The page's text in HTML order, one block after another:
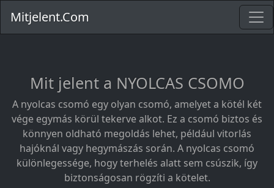
Mitjelent.Com
Mit jelent a NYOLCAS CSOMO
A nyolcas csomó egy olyan csomó, amelyet a kötél két
vége egymás körül tekerve alkot. Ez a csomó biztos és
könnyen oldható megoldás lehet, például vitorlás
hajóknál vagy hegymászás során. A nyolcas csomó
különlegessége, hogy terhelés alatt sem csúszik, így
biztonságosan rögzíti a kötelet.